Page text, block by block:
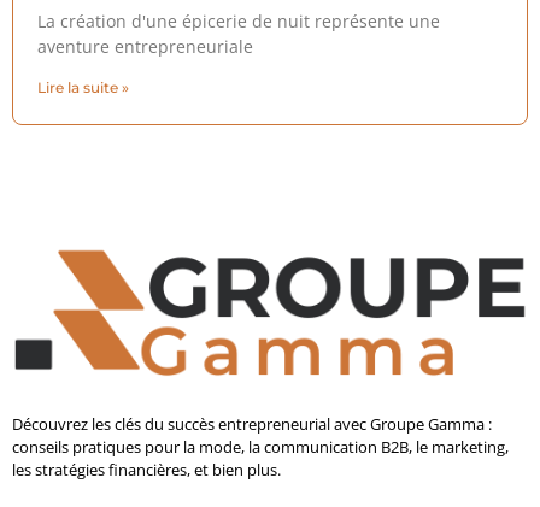
La création d'une épicerie de nuit représente une
aventure entrepreneuriale
Lire la suite »
Découvrez les clés du succès entrepreneurial avec Groupe Gamma :
conseils pratiques pour la mode, la communication B2B, le marketing,
les stratégies financières, et bien plus.